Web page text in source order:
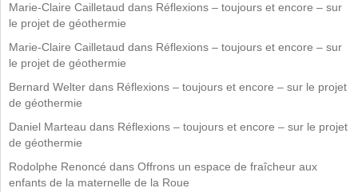
Marie-Claire Cailletaud dans Réflexions – toujours et encore – sur
le projet de géothermie
Marie-Claire Cailletaud dans Réflexions – toujours et encore – sur
le projet de géothermie
Bernard Welter dans Réflexions – toujours et encore – sur le projet
de géothermie
Daniel Marteau dans Réflexions – toujours et encore – sur le projet
de géothermie
Rodolphe Renoncé dans Offrons un espace de fraîcheur aux
enfants de la maternelle de la Roue